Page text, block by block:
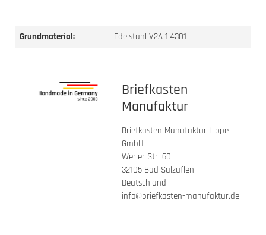
Grundmaterial: Edelstahl V2A 1.4301
Briefkasten
Manufaktur
Briefkasten Manufaktur Lippe
GmbH
Werler Str. 60
32105 Bad Salzuflen
Deutschland
info@briefkasten-manufaktur.de